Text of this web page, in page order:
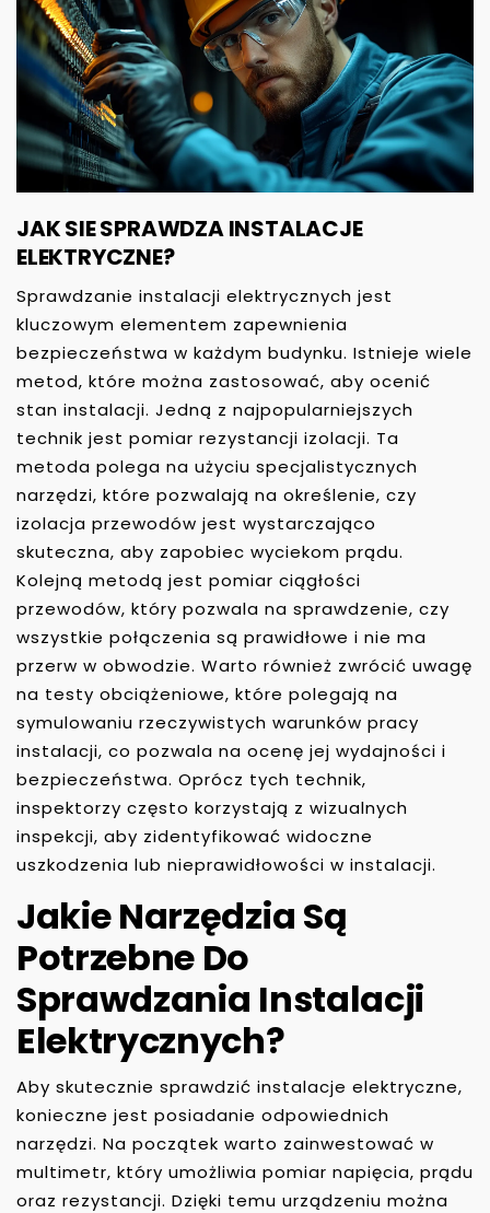
JAK SIE SPRAWDZA INSTALACJE
ELEKTRYCZNE?
Sprawdzanie instalacji elektrycznych jest
kluczowym elementem zapewnienia
bezpieczeństwa w każdym budynku. Istnieje wiele
metod, które można zastosować, aby ocenić
stan instalacji. Jedną z najpopularniejszych
technik jest pomiar rezystancji izolacji. Ta
metoda polega na użyciu specjalistycznych
narzędzi, które pozwalają na określenie, czy
izolacja przewodów jest wystarczająco
skuteczna, aby zapobiec wyciekom prądu.
Kolejną metodą jest pomiar ciągłości
przewodów, który pozwala na sprawdzenie, czy
wszystkie połączenia są prawidłowe i nie ma
przerw w obwodzie. Warto również zwrócić uwagę
na testy obciążeniowe, które polegają na
symulowaniu rzeczywistych warunków pracy
instalacji, co pozwala na ocenę jej wydajności i
bezpieczeństwa. Oprócz tych technik,
inspektorzy często korzystają z wizualnych
inspekcji, aby zidentyfikować widoczne
uszkodzenia lub nieprawidłowości w instalacji.
Jakie Narzędzia Są
Potrzebne Do
Sprawdzania Instalacji
Elektrycznych?
Aby skutecznie sprawdzić instalacje elektryczne,
konieczne jest posiadanie odpowiednich
narzędzi. Na początek warto zainwestować w
multimetr, który umożliwia pomiar napięcia, prądu
oraz rezystancji. Dzięki temu urządzeniu można